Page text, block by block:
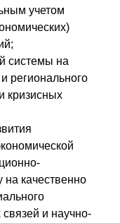
учетом
системы на
регионального
кризисных
качественно
и научно-